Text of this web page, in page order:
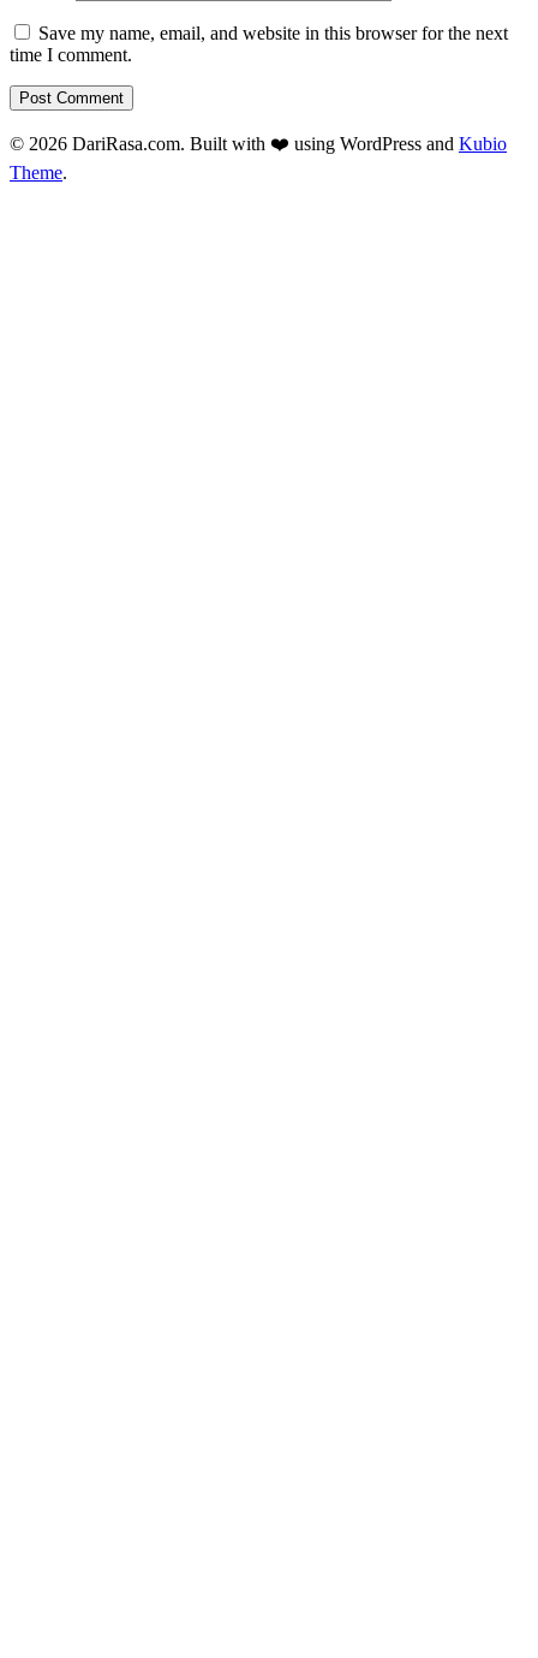
Save my name, email, and website in this browser for the next
time I comment.
© 2026 DariRasa.com. Built with ❤️ using WordPress and Kubio
Theme.